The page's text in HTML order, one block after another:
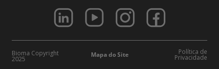
Bioma Copyright
2025
Mapa do Site Política de
Privacidade